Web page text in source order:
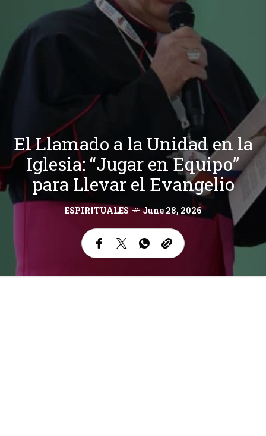
El Llamado a la Unidad en la
Iglesia: “Jugar en Equipo”
para Llevar el Evangelio
ESPIRITUALES June 28, 2026